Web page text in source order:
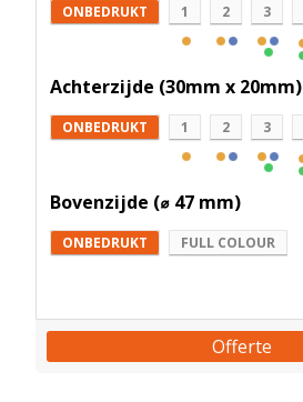
ONBEDRUKT 1 2 3
Achterzijde (30mm x 20mm)
ONBEDRUKT 1 2 3
Bovenzijde (⌀ 47 mm)
ONBEDRUKT FULL COLOUR
Offerte